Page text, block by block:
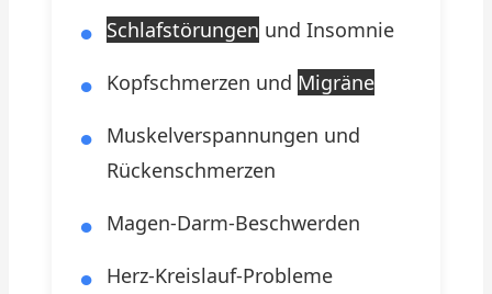
Schlafstörungen und Insomnie
Kopfschmerzen und Migräne
Muskelverspannungen und
Rückenschmerzen
Magen-Darm-Beschwerden
Herz-Kreislauf-Probleme